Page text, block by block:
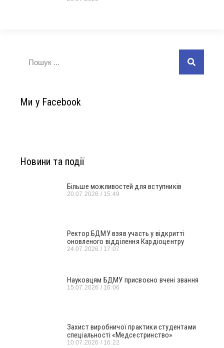
Ми у Facebook
Новини та події
Більше можливостей для вступників
20.07.2026 15:49
Ректор БДМУ взяв участь у відкритті
оновленого відділення Кардіоцентру
24.07.2026 17:07
Науковцям БДМУ присвоєно вчені звання
15.07.2026 16:06
Захист виробничої практики студентами
спеціальності «Медсестринство»
10.07.2026 16:22